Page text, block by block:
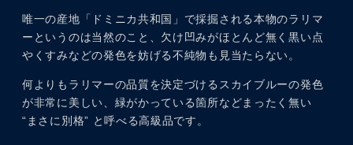
唯一の産地「ドミニカ共和国」で採掘される本物のラリマ
ーというのは当然のこと、欠け凹みがほとんど無く黒い点
やくすみなどの発色を妨げる不純物も見当たらない。
何よりもラリマーの品質を決定づけるスカイブルーの発色
が非常に美しい、緑がかっている箇所などまったく無い
“まさに別格” と呼べる高級品です。